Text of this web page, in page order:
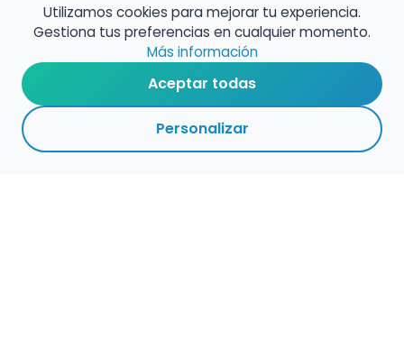
música en España
Configura alertas de empleo
Contacta con nosotros
Utilizamos cookies para mejorar tu experiencia.
Gestiona tus preferencias en cualquier momento.
Más información
Aceptar todas
Personalizar